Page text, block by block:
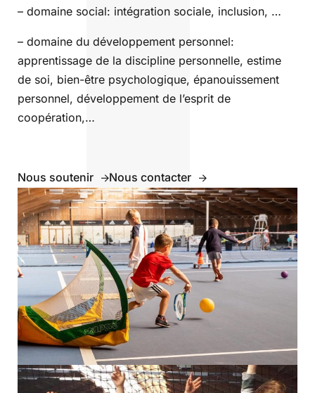
– domaine social: intégration sociale, inclusion, …
– domaine du développement personnel:
apprentissage de la discipline personnelle, estime
de soi, bien-être psychologique, épanouissement
personnel, développement de l’esprit de
coopération,…
Nous soutenir Nous contacter